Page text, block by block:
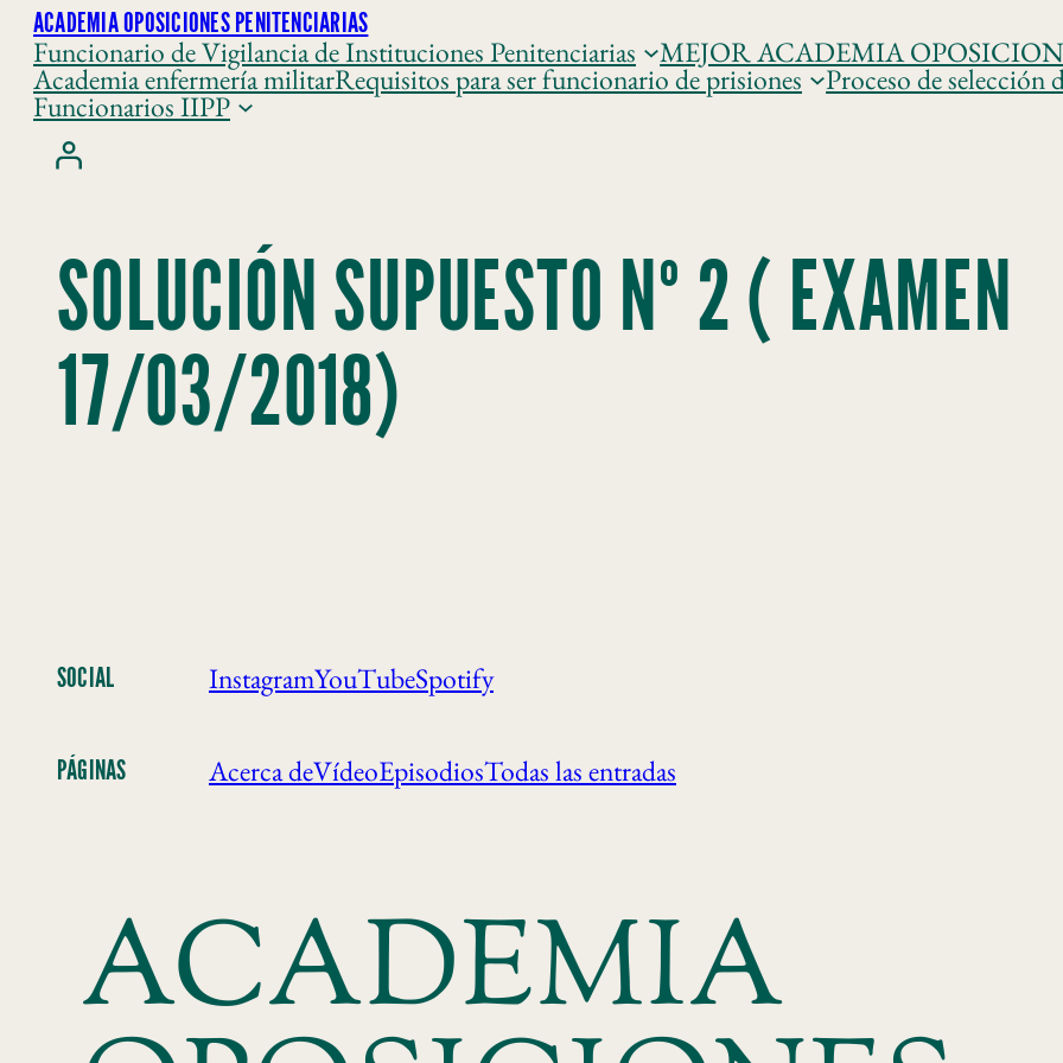
ACADEMIA OPOSICIONES PENITENCIARIAS
Funcionario de Vigilancia de Instituciones Penitenciarias MEJOR ACADEMIA
Academia enfermería militarRequisitos para ser funcionario de prisiones Proceso de selección
Funcionarios IIPP
SOLUCIÓN SUPUESTO Nº 2 ( EXAMEN
17/03/2018)
SOCIAL InstagramYouTubeSpotify
PÁGINAS Acerca deVídeoEpisodiosTodas las entradas
ACADEMIA